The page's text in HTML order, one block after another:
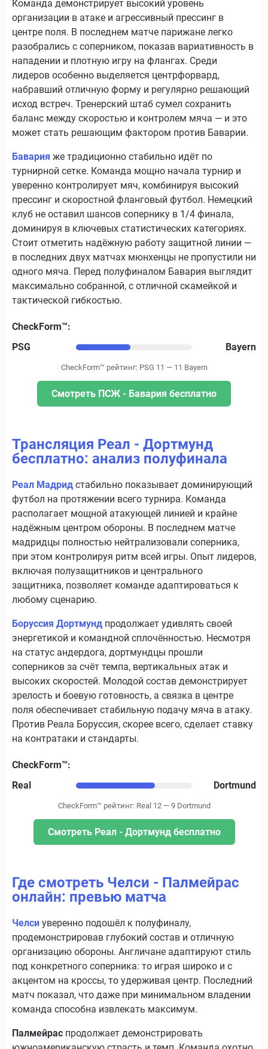
Команда демонстрирует высокий уровень
организации в атаке и агрессивный прессинг в
центре поля. В последнем матче парижане легко
разобрались с соперником, показав вариативность в
нападении и плотную игру на флангах. Среди
лидеров особенно выделяется центрфорвард,
набравший отличную форму и регулярно решающий
исход встреч. Тренерский штаб сумел сохранить
баланс между скоростью и контролем мяча — и это
может стать решающим фактором против Баварии.
Бавария же традиционно стабильно идёт по
турнирной сетке. Команда мощно начала турнир и
уверенно контролирует мяч, комбинируя высокий
прессинг и скоростной фланговый футбол. Немецкий
клуб не оставил шансов сопернику в 1/4 финала,
доминируя в ключевых статистических категориях.
Стоит отметить надёжную работу защитной линии —
в последних двух матчах мюнхенцы не пропустили ни
одного мяча. Перед полуфиналом Бавария выглядит
максимально собранной, с отличной скамейкой и
тактической гибкостью.
CheckForm™:
PSG
Bayern
CheckForm™ рейтинг: PSG 11 — 11 Bayern
Смотреть ПСЖ - Бавария бесплатно
Трансляция Реал - Дортмунд
бесплатно: анализ полуфинала
Реал Мадрид стабильно показывает доминирующий
футбол на протяжении всего турнира. Команда
располагает мощной атакующей линией и крайне
надёжным центром обороны. В последнем матче
мадридцы полностью нейтрализовали соперника,
при этом контролируя ритм всей игры. Опыт лидеров,
включая полузащитников и центрального
защитника, позволяет команде адаптироваться к
любому сценарию.
Боруссия Дортмунд продолжает удивлять своей
энергетикой и командной сплочённостью. Несмотря
на статус андердога, дортмундцы прошли
соперников за счёт темпа, вертикальных атак и
высоких скоростей. Молодой состав демонстрирует
зрелость и боевую готовность, а связка в центре
поля обеспечивает стабильную подачу мяча в атаку.
Против Реала Боруссия, скорее всего, сделает ставку
на контратаки и стандарты.
CheckForm™:
Real
Dortmund
CheckForm™ рейтинг: Real 12 — 9 Dortmund
Смотреть Реал - Дортмунд бесплатно
Где смотреть Челси - Палмейрас
онлайн: превью матча
Челси уверенно подошёл к полуфиналу,
продемонстрировав глубокий состав и отличную
организацию обороны. Англичане адаптируют стиль
под конкретного соперника: то играя широко и с
акцентом на кроссы, то удерживая центр. Последний
матч показал, что даже при минимальном владении
команда способна извлекать максимум.
Палмейрас продолжает демонстрировать